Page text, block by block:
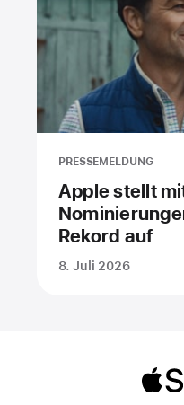
PRESSEMELDUNG
Apple stellt
Rekord auf
8. Juli 2026